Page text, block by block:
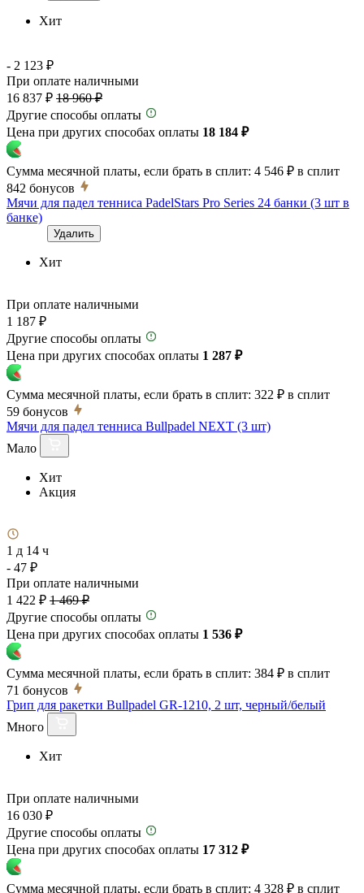
Хит
- 2 123 ₽
При оплате наличными
16 837 ₽ 18 960 ₽
Другие способы оплаты
Цена при других способах оплаты 18 184 ₽
Сумма месячной платы, если брать в сплит: 4 546 ₽ в сплит
842 бонусов
Мячи для падел тенниса PadelStars Pro Series 24 банки (3 шт в
банке)
Удалить
Хит
При оплате наличными
1 187 ₽
Другие способы оплаты
Цена при других способах оплаты 1 287 ₽
Сумма месячной платы, если брать в сплит: 322 ₽ в сплит
59 бонусов
Мячи для падел тенниса Bullpadel NEXT (3 шт)
Мало
Хит
Акция
1 д 14 ч
- 47 ₽
При оплате наличными
1 422 ₽ 1 469 ₽
Другие способы оплаты
Цена при других способах оплаты 1 536 ₽
Сумма месячной платы, если брать в сплит: 384 ₽ в сплит
71 бонусов
Грип для ракетки Bullpadel GR-1210, 2 шт, черный/белый
Много
Хит
При оплате наличными
16 030 ₽
Другие способы оплаты
Цена при других способах оплаты 17 312 ₽
Сумма месячной платы, если брать в сплит: 4 328 ₽ в сплит